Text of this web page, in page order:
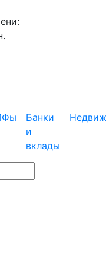
Банки
и
вклады